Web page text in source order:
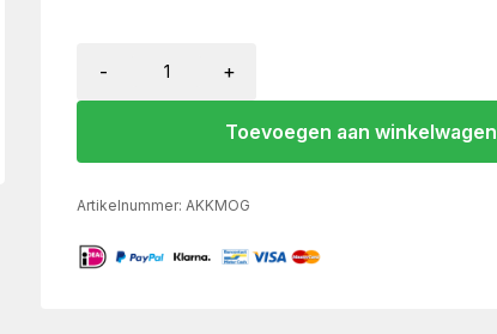
- +
Toevoegen aan winkelwagen
Artikelnummer: AKKMOG